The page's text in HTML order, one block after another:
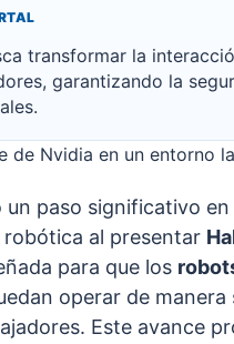
transformar la
garantizando la
un paso significativo en
robótica al presentar
para que los
operar de manera
Este avance